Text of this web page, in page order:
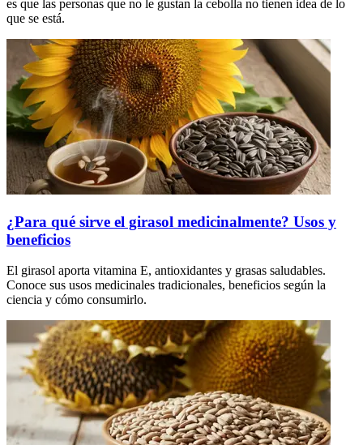
es que las personas que no le gustan la cebolla no tienen idea de lo
que se está.
¿Para qué sirve el girasol medicinalmente? Usos y
beneficios
El girasol aporta vitamina E, antioxidantes y grasas saludables.
Conoce sus usos medicinales tradicionales, beneficios según la
ciencia y cómo consumirlo.